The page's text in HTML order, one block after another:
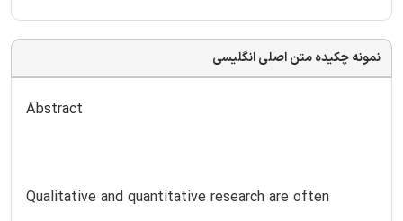
نمونه چکیده متن اصلی انگلیسی
Abstract
Qualitative and quantitative research are often